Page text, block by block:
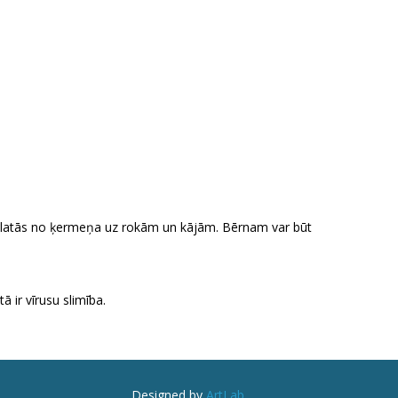
no ķermeņa uz rokām un kājām. Bērnam var būt
ir vīrusu slimība.